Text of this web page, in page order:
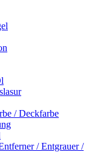
/ Deckfarbe
/ Entgrauer /